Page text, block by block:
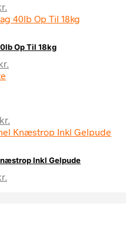
aktuelle
er:
103,00 kr..
Op Til 18kg
kr.
aktuelle
er:
304,00 kr..
Inkl Gelpude